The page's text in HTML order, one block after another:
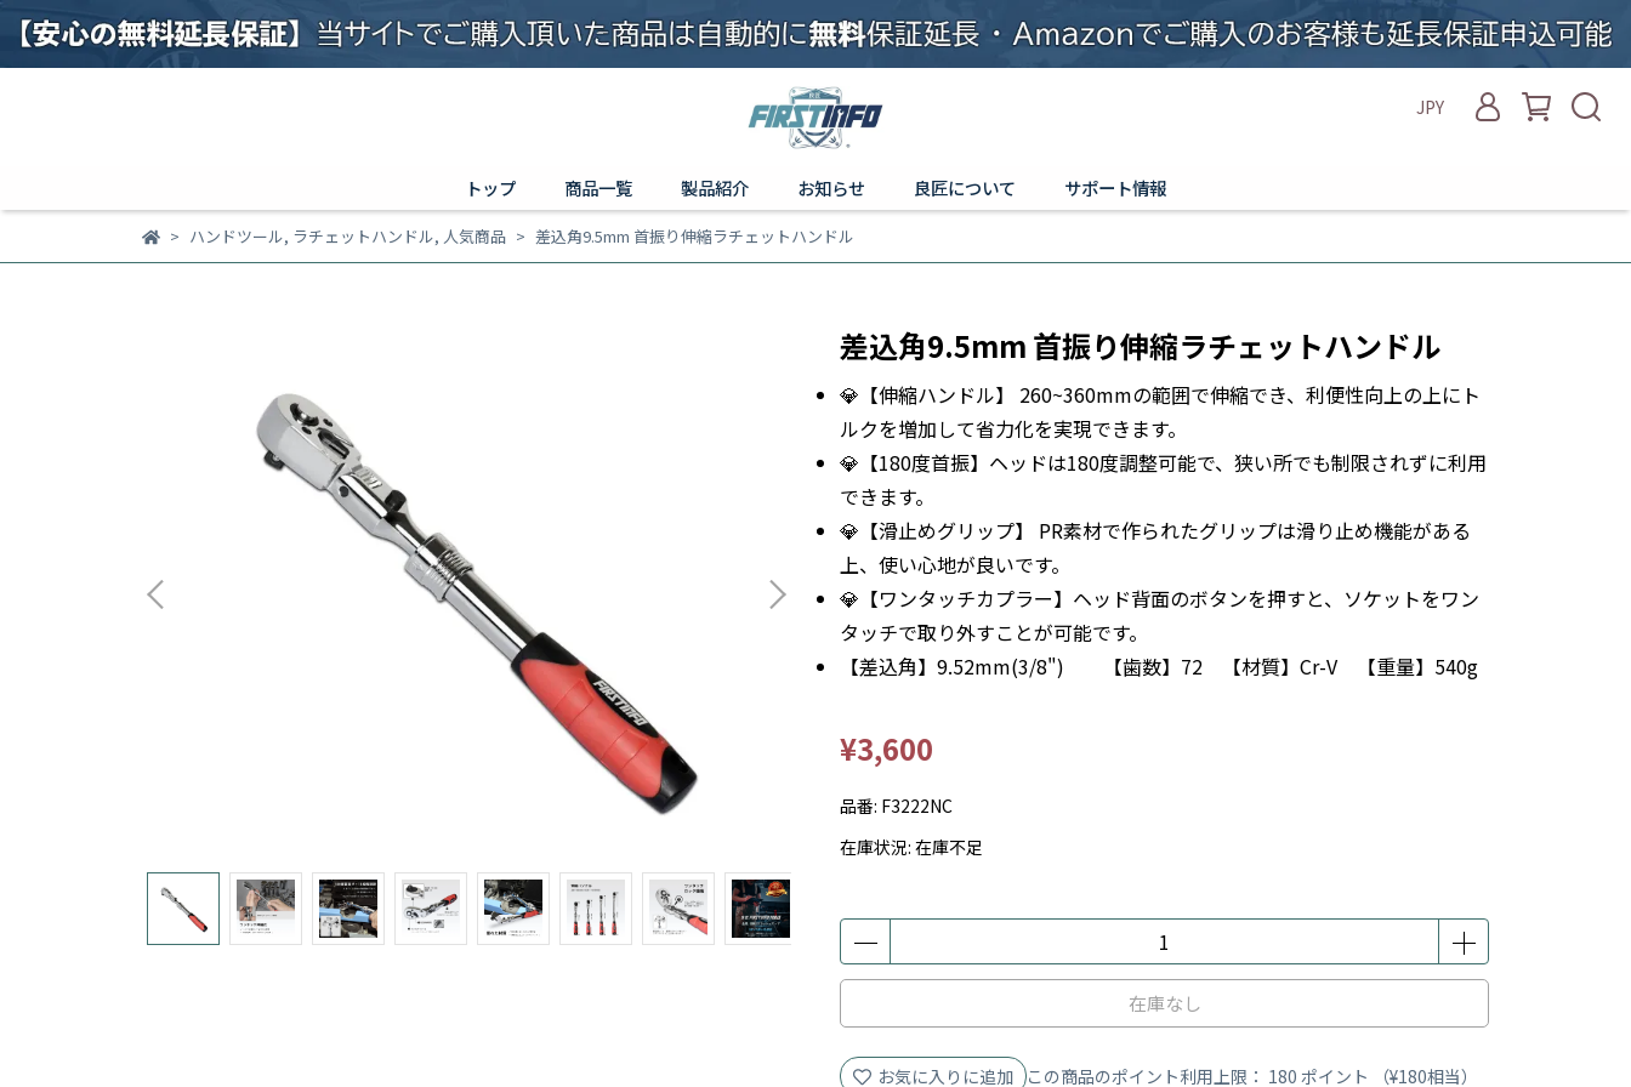
JPY
トップ 商品一覧 製品紹介 お知らせ 良匠について サポート情報
ハンドツール, ラチェットハンドル, 人気商品 差込角9.5mm 首振り伸縮ラチェットハンドル
差込角9.5mm 首振り伸縮ラチェットハンドル
💎【伸縮ハンドル】 260~360mmの範囲で伸縮でき、利便性向上の上にト
ルクを増加して省力化を実現できます。
💎【180度首振】ヘッドは180度調整可能で、狭い所でも制限されずに利用
できます。
💎【滑止めグリップ】 PR素材で作られたグリップは滑り止め機能がある
上、使い心地が良いです。
💎【ワンタッチカプラー】ヘッド背面のボタンを押すと、ソケットをワン
タッチで取り外すことが可能です。
【差込角】9.52mm(3/8") 【歯数】72 【材質】Cr-V 【重量】540g
¥3,600
品番: F3222NC
在庫状況: 在庫不足
在庫なし
お気に入りに追加 この商品のポイント利用上限： 180 ポイント （¥180相当）